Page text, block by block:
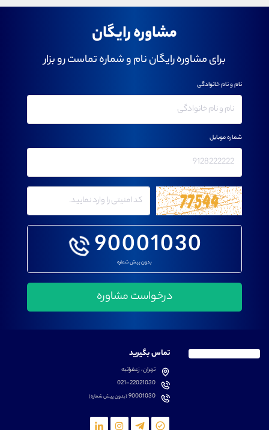
مشاوره رایگان
برای مشاوره رایگان نام و شماره تماست رو بزار
90001030
بدون پیش شماره
نام و نام خانوادگی
شماره موبایل
تماس بگیرید
تهران، زعفرانیه
021-22021030
90001030(بدون پیش شماره)